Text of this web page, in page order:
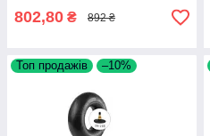
802,80 ₴ 892 ₴
Топ продажів –10%